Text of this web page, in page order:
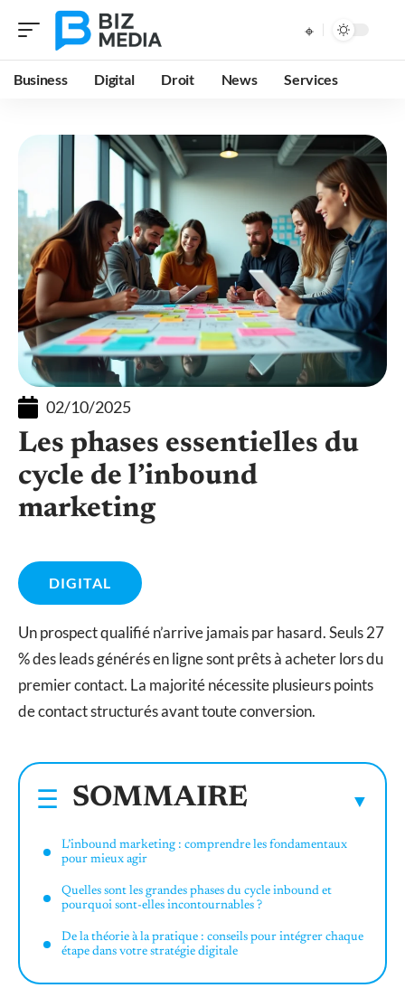
Business Digital Droit News Services
02/10/2025
Les phases essentielles du
cycle de l’inbound
marketing
DIGITAL
Un prospect qualifié n’arrive jamais par hasard. Seuls 27
% des leads générés en ligne sont prêts à acheter lors du
premier contact. La majorité nécessite plusieurs points
de contact structurés avant toute conversion.
SOMMAIRE
L’inbound marketing : comprendre les fondamentaux
pour mieux agir
Quelles sont les grandes phases du cycle inbound et
pourquoi sont-elles incontournables ?
De la théorie à la pratique : conseils pour intégrer chaque
étape dans votre stratégie digitale